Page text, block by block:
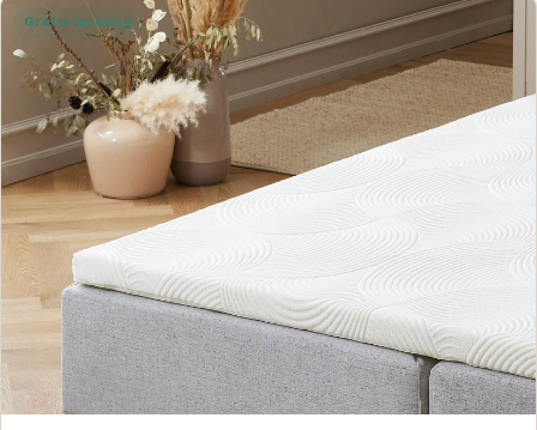
Gratis levering